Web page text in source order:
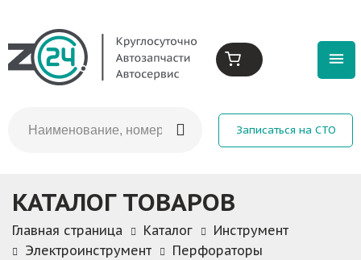
Записаться на СТО
КАТАЛОГ ТОВАРОВ
Главная страница Каталог
Инструмент
Электроинструмент
Перфораторы